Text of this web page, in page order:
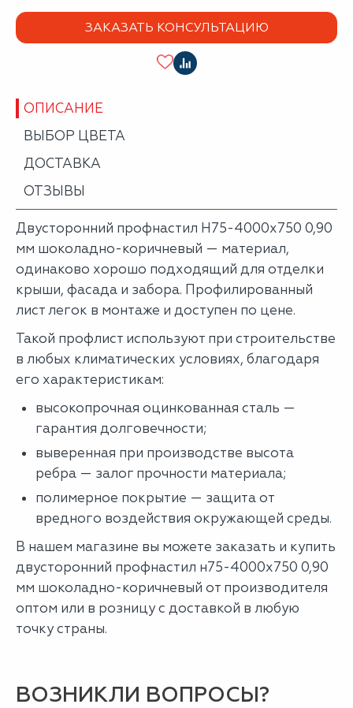
ЗАКАЗАТЬ КОНСУЛЬТАЦИЮ
ОПИСАНИЕ
ВЫБОР ЦВЕТА
ДОСТАВКА
ОТЗЫВЫ
Двусторонний профнастил Н75-4000х750 0,90
мм шоколадно-коричневый — материал,
одинаково хорошо подходящий для отделки
крыши, фасада и забора. Профилированный
лист легок в монтаже и доступен по цене.
Такой профлист используют при строительстве
в любых климатических условиях, благодаря
его характеристикам:
высокопрочная оцинкованная сталь —
гарантия долговечности;
выверенная при производстве высота
ребра — залог прочности материала;
полимерное покрытие — защита от
вредного воздействия окружающей среды.
В нашем магазине вы можете заказать и купить
двусторонний профнастил н75-4000х750 0,90
мм шоколадно-коричневый от производителя
оптом или в розницу с доставкой в любую
точку страны.
ВОЗНИКЛИ ВОПРОСЫ?